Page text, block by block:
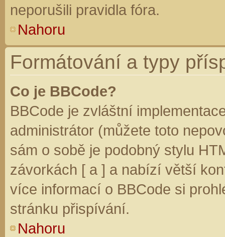
neporušili pravidla fóra.
Nahoru
Formátování a typy
Co je BBCode?
BBCode je zvláštní
administrátor (můžete toto
sám o sobě je podobný stylu
závorkách [ a ] a nabízí větší
více informací o BBCode si
stránku přispívání.
Nahoru